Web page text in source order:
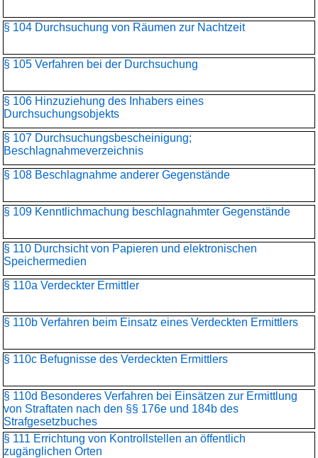
§ 104 Durchsuchung von Räumen zur Nachtzeit
§ 105 Verfahren bei der Durchsuchung
§ 106 Hinzuziehung des Inhabers eines
Durchsuchungsobjekts
§ 107 Durchsuchungsbescheinigung;
Beschlagnahmeverzeichnis
§ 108 Beschlagnahme anderer Gegenstände
§ 109 Kenntlichmachung beschlagnahmter Gegenstände
§ 110 Durchsicht von Papieren und elektronischen
Speichermedien
§ 110a Verdeckter Ermittler
§ 110b Verfahren beim Einsatz eines Verdeckten Ermittlers
§ 110c Befugnisse des Verdeckten Ermittlers
§ 110d Besonderes Verfahren bei Einsätzen zur Ermittlung
von Straftaten nach den §§ 176e und 184b des
Strafgesetzbuches
§ 111 Errichtung von Kontrollstellen an öffentlich
zugänglichen Orten